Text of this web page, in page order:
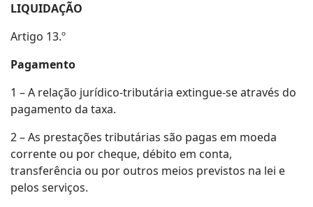
LIQUIDAÇÃO
Artigo 13.º
Pagamento
1 – A relação jurídico-tributária extingue-se através do
pagamento da taxa.
2 – As prestações tributárias são pagas em moeda
corrente ou por cheque, débito em conta,
transferência ou por outros meios previstos na lei e
pelos serviços.